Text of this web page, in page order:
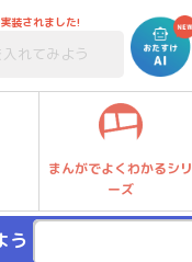
装されました!
まんがでよくわかるシリ
ーズ
う